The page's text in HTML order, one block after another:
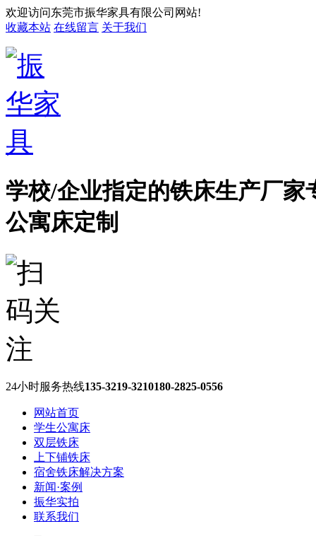
欢迎访问东莞市振华家具有限公司网站!
收藏本站 在线留言 关于我们
学校/企业指定的铁床生产厂家
公寓床定制
24小时服务热线135-3219-3210180-2825-0556
网站首页
学生公寓床
双层铁床
上下铺铁床
宿舍铁床解决方案
新闻·案例
振华实拍
联系我们